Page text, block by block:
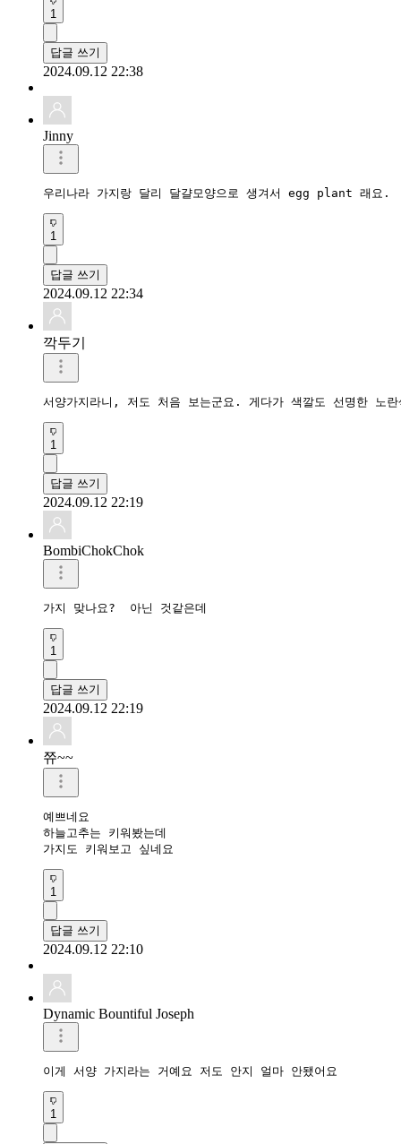
1
답글 쓰기
2024.09.12 22:38
Jinny
우리나라 가지랑 달리 달걀모양으로 생겨서 egg plant 래요.
1
답글 쓰기
2024.09.12 22:34
깍두기
서양가지라니, 저도 처음 보는군요. 게다가 색깔도 선명한 노란
1
답글 쓰기
2024.09.12 22:19
BombiChokChok
가지 맞나요?  아닌 것같은데
1
답글 쓰기
2024.09.12 22:19
쮸~~
예쁘네요
하늘고추는 키워봤는데
가지도 키워보고 싶네요
1
답글 쓰기
2024.09.12 22:10
Dynamic Bountiful Joseph
이게 서양 가지라는 거예요 저도 안지 얼마 안됐어요
1